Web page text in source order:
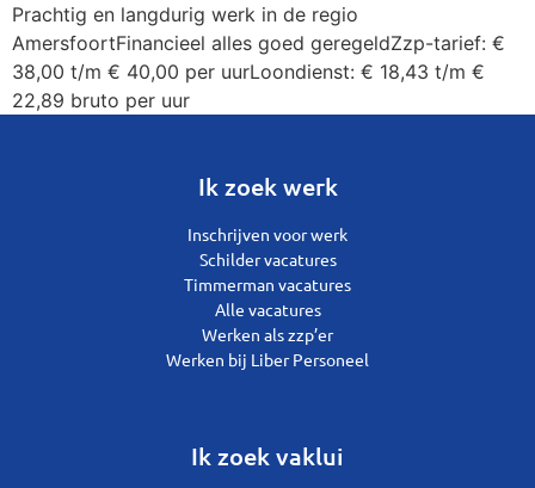
Prachtig en langdurig werk in de regio
AmersfoortFinancieel alles goed geregeldZzp-tarief: €
38,00 t/m € 40,00 per uurLoondienst: € 18,43 t/m €
22,89 bruto per uur
Ik zoek werk
Inschrijven voor werk
Schilder vacatures
Timmerman vacatures
Alle vacatures
Werken als zzp’er
Werken bij Liber Personeel
Ik zoek vaklui